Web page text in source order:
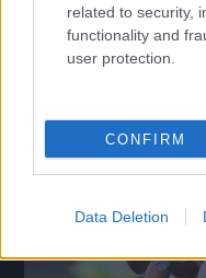
related to security,
functionality and
user protection.
CONFIRM
Data Deletion